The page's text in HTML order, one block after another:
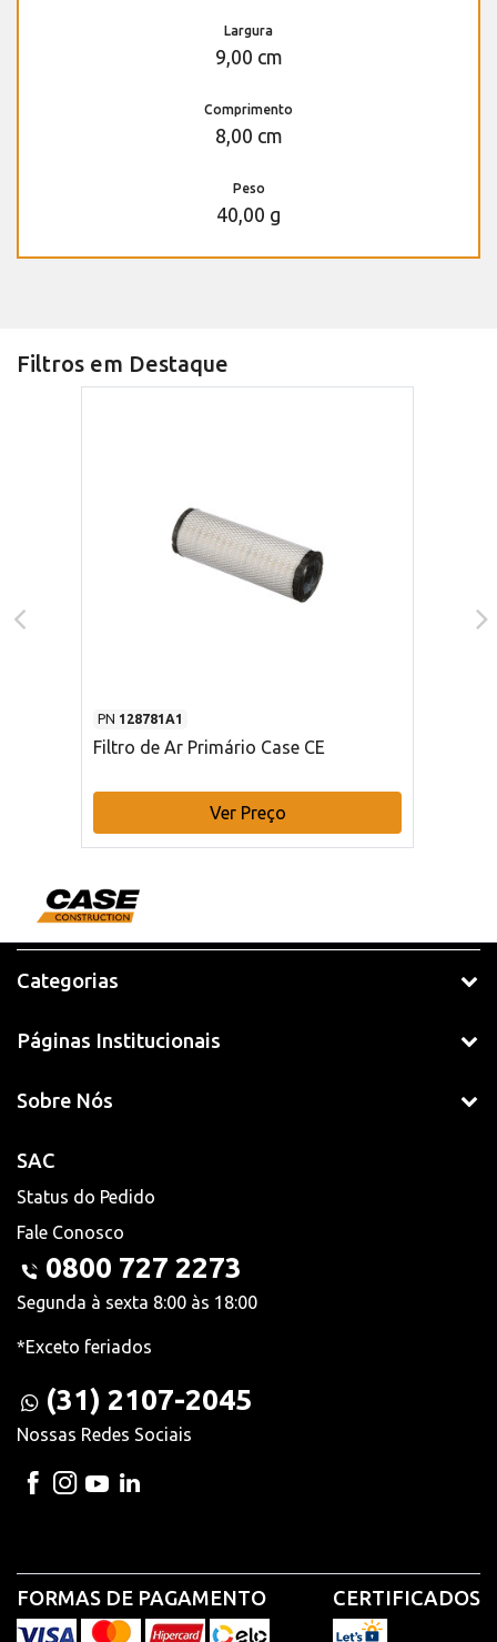
Largura
9,00 cm
Comprimento
8,00 cm
Peso
40,00 g
Filtros em Destaque
PN 128781A1
Filtro de Ar Primário Case CE
Ver Preço
Categorias
Páginas Institucionais
Sobre Nós
SAC
Status do Pedido
Fale Conosco
0800 727 2273
Segunda à sexta 8:00 às 18:00
*Exceto feriados
(31) 2107-2045
Nossas Redes Sociais
FORMAS DE PAGAMENTO CERTIFICADOS